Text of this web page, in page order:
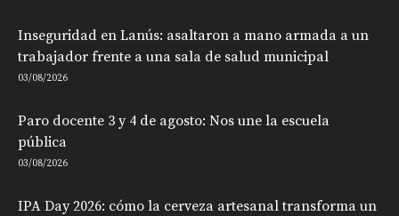
Inseguridad en Lanús: asaltaron a mano armada a un
trabajador frente a una sala de salud municipal
03/08/2026
Paro docente 3 y 4 de agosto: Nos une la escuela
pública
03/08/2026
IPA Day 2026: cómo la cerveza artesanal transforma un